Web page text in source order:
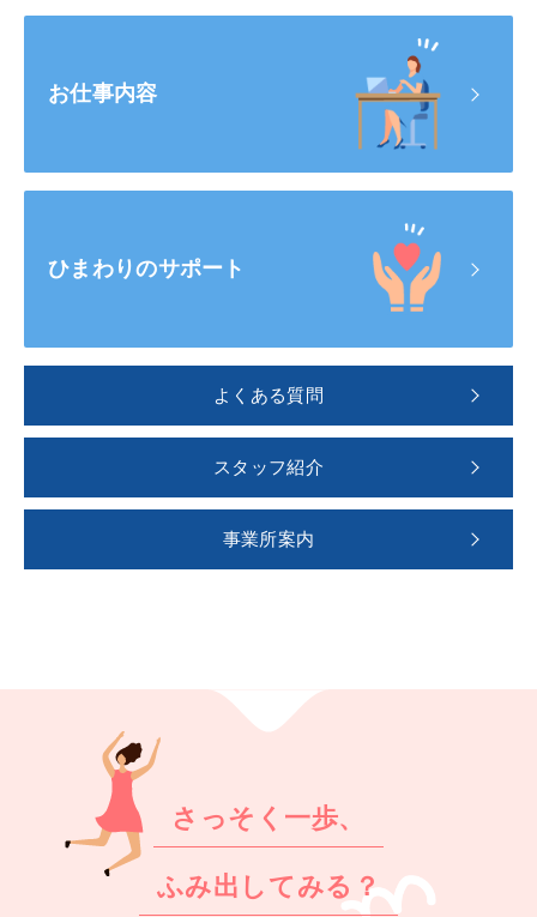
お仕事内容
ひまわりのサポート
よくある質問
スタッフ紹介
事業所案内
さっそく一歩、
ふみ出してみる？